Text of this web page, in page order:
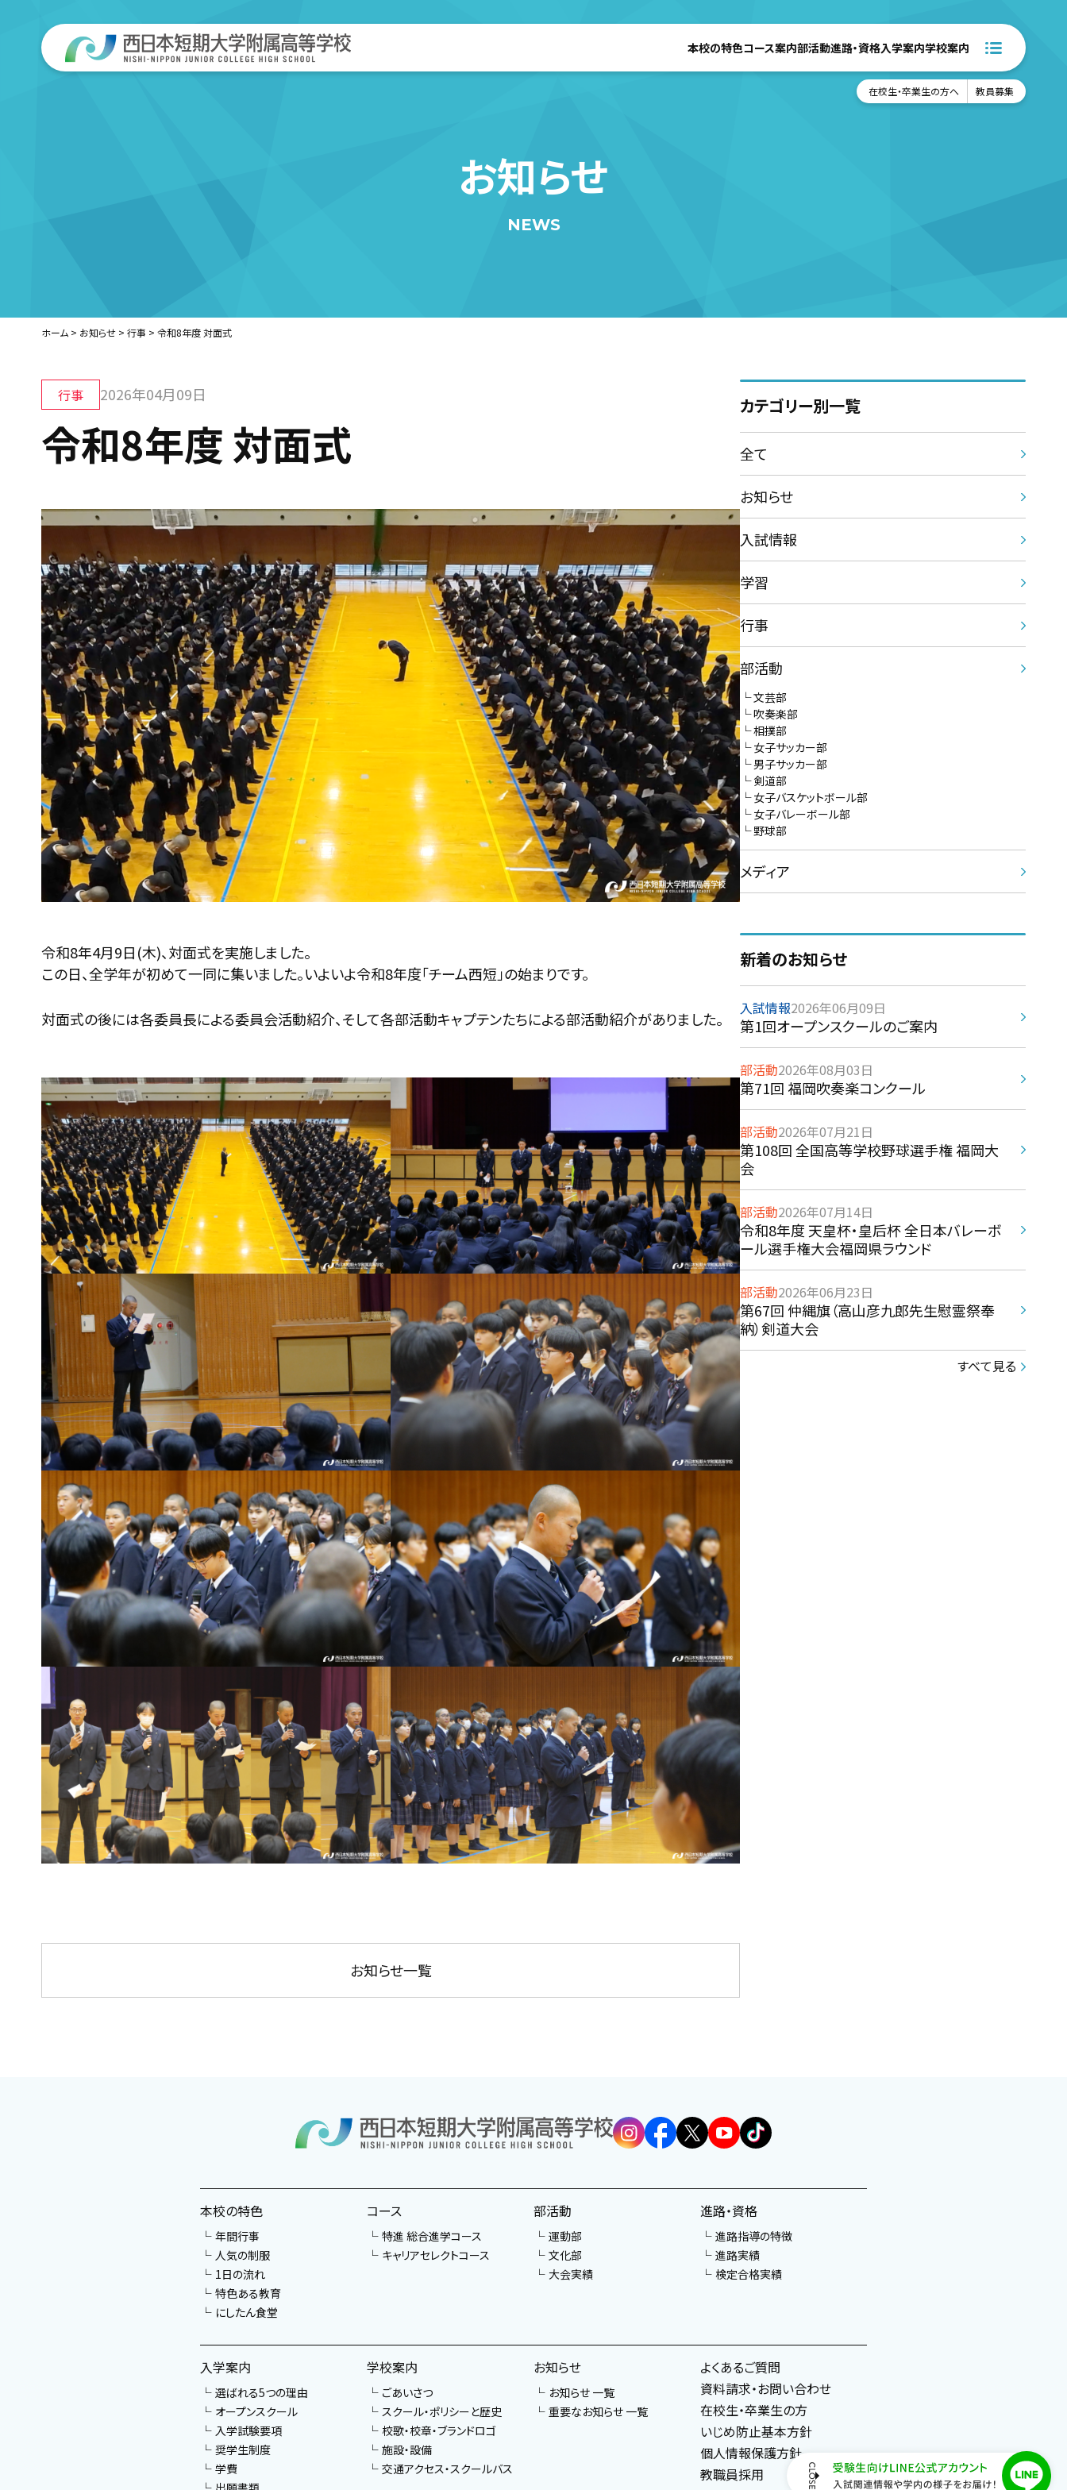
本校の特色コース案内部活動進路・資格入学案内学校案内
在校生・卒業生の方へ 教員募集
お知らせ
NEWS
ホーム > お知らせ > 行事 > 令和8年度 対面式
行事 2026年04月09日
令和8年度 対面式
令和8年4月9日(木)、対面式を実施しました。
この日、全学年が初めて一同に集いました。いよいよ令和8年度「チーム西短」の始まりです。
対面式の後には各委員長による委員会活動紹介、そして各部活動キャプテンたちによる部活動紹介がありました。
お知らせ一覧
カテゴリー別一覧
全て
お知らせ
入試情報
学習
行事
部活動
文芸部
吹奏楽部
相撲部
女子サッカー部
男子サッカー部
剣道部
女子バスケットボール部
女子バレーボール部
野球部
メディア
新着のお知らせ
入試情報2026年06月09日
第1回オープンスクールのご案内
部活動2026年08月03日
第71回 福岡吹奏楽コンクール
部活動2026年07月21日
第108回 全国高等学校野球選手権 福岡大
会
部活動2026年07月14日
令和8年度 天皇杯・皇后杯 全日本バレーボ
ール選手権大会福岡県ラウンド
部活動2026年06月23日
第67回 仲縄旗（高山彦九郎先生慰霊祭奉
納）剣道大会
すべて見る
本校の特色
年間行事
人気の制服
1日の流れ
特色ある教育
にしたん食堂
コース
特進 総合進学コース
キャリアセレクトコース
部活動
運動部
文化部
大会実績
進路・資格
進路指導の特徴
進路実績
検定合格実績
入学案内
選ばれる5つの理由
オープンスクール
入学試験要項
奨学生制度
学費
学校案内
ごあいさつ
スクール・ポリシーと歴史
校歌・校章・ブランドロゴ
施設・設備
交通アクセス・スクールバス
お知らせ
お知らせ 一覧
重要なお知らせ 一覧
よくあるご質問
資料請求・お問い合わせ
在校生・卒業生の方
いじめ防止基本方針
個人情報保護方針
教職員採用